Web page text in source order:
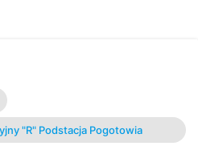
"R" Podstacja Pogotowia